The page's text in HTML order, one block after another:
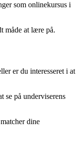
som onlinekursus i
måde at lære på.
er du interesseret i at
se på underviserens
dine